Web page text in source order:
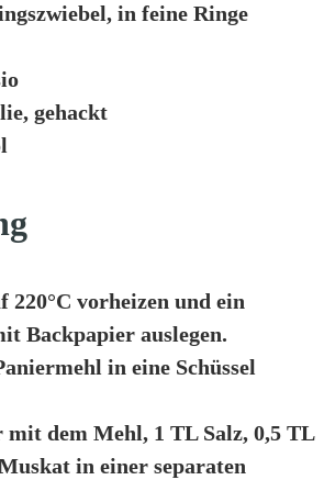
in feine Ringe
gehackt
220°C vorheizen und ein
Backpapier auslegen.
in eine Schüssel
mit dem Mehl, 1 TL Salz, 0,5 TL
in einer separaten